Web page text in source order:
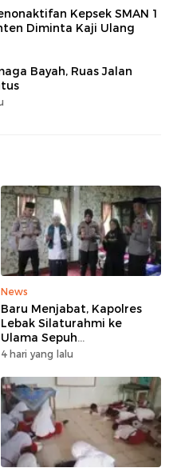
Kepsek SMAN 1
Diminta Kaji Ulang
Bayah, Ruas Jalan
News
Baru Menjabat, Kapolres
Lebak Silaturahmi ke
Ulama Sepuh
Rangkasbitung
4 hari yang lalu